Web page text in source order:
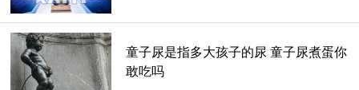
纹身不纹吕布原因
很多喜欢纹身的朋友认为吕布是三国的一员猛将，且胯下骑着
童子尿是指多大孩子的尿 童子尿煮蛋你
敢吃吗